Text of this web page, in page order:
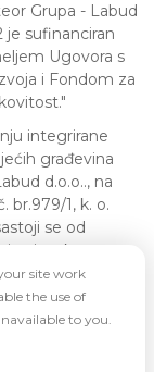
Grupa - Labud
je sufinanciran
Ugovora s
i Fondom za
integrirane
građevina
d.o.o.., na
br.979/1, k. o.
se od
na krovu
u izmjeničnu
zaštitne
izvora
site work
the use of
to you.